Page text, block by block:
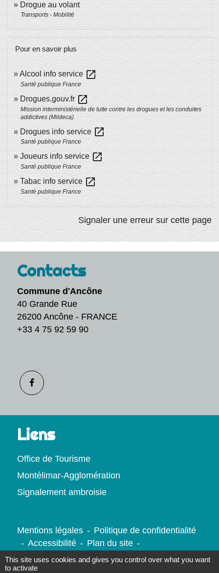
Drogue au volant
Transports - Mobilité
Pour en savoir plus
Alcool info service open_in_new
Santé publique France
Drogues.gouv.fr open_in_new
Mission interministérielle de lutte contre les drogues et les conduites
addictives (Mildeca)
Drogues info service open_in_new
Santé publique France
Joueurs info service open_in_new
Santé publique France
Tabac info service open_in_new
Santé publique France
Signaler une erreur sur cette page
Contacts
Commune d'Ancône
40 Grande Rue
26200 Ancône - FRANCE
+33 4 75 92 59 90
Liens
Office de Tourisme
Montélimar-Agglomération
Signalement ambroisie
Mentions légales - Politique de confidentialité
- Accessibilité - Plan du site -
Gestion des cookies
This site uses cookies and gives you control over what you want
to activate